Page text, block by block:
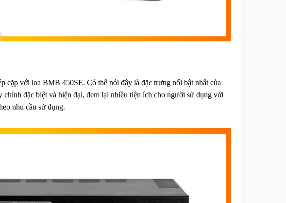
cặp với loa BMB 450SE. Có thể nói đây là đặc trưng nổi bật nhất của
đặc biệt và hiện đại, đem lại nhiều tiện ích cho người sử dụng với
nhu cầu sử dụng.